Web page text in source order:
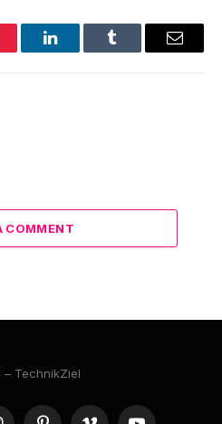
LinkedInTumblr Email
COMMENT